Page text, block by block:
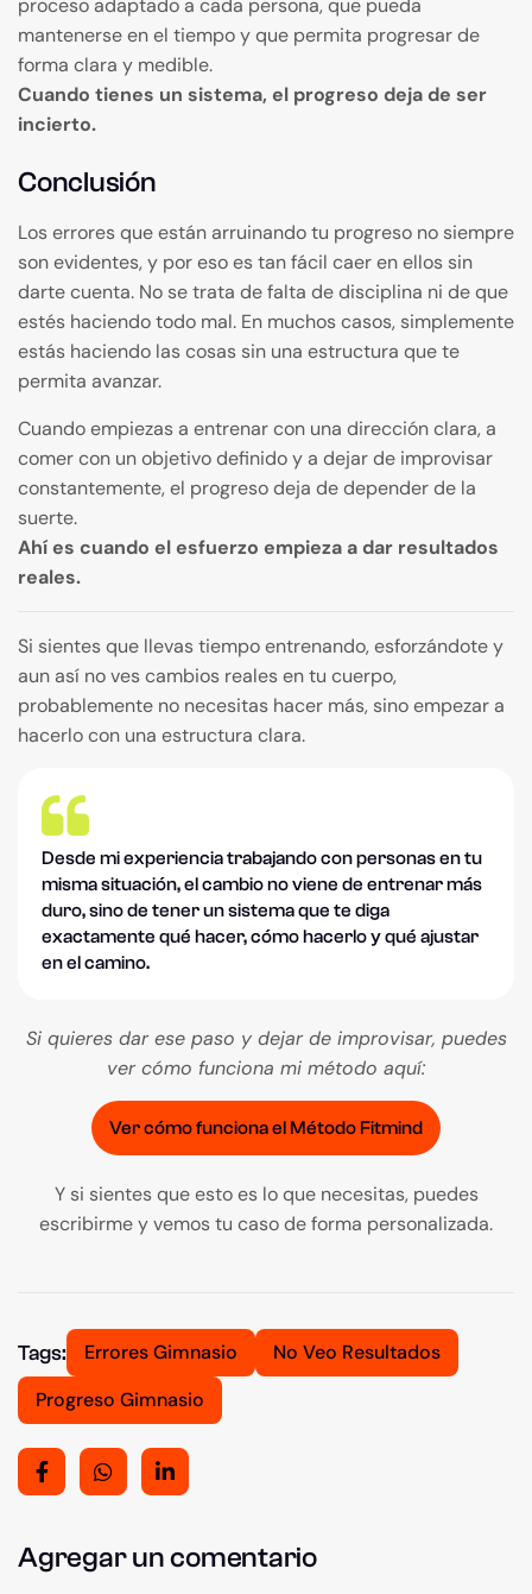
mantenerse en el tiempo y que permita progresar de
forma clara y medible.
Cuando tienes un sistema, el progreso deja de ser
incierto.
Conclusión
Los errores que están arruinando tu progreso no siempre
son evidentes, y por eso es tan fácil caer en ellos sin
darte cuenta. No se trata de falta de disciplina ni de que
estés haciendo todo mal. En muchos casos, simplemente
estás haciendo las cosas sin una estructura que te
permita avanzar.
Cuando empiezas a entrenar con una dirección clara, a
comer con un objetivo definido y a dejar de improvisar
constantemente, el progreso deja de depender de la
suerte.
Ahí es cuando el esfuerzo empieza a dar resultados
reales.
Si sientes que llevas tiempo entrenando, esforzándote y
aun así no ves cambios reales en tu cuerpo,
probablemente no necesitas hacer más, sino empezar a
hacerlo con una estructura clara.
Desde mi experiencia trabajando con personas en tu
misma situación, el cambio no viene de entrenar más
duro, sino de tener un sistema que te diga
exactamente qué hacer, cómo hacerlo y qué ajustar
en el camino.
Si quieres dar ese paso y dejar de improvisar, puedes
ver cómo funciona mi método aquí:
Ver cómo funciona el Método Fitmind
Y si sientes que esto es lo que necesitas, puedes
escribirme y vemos tu caso de forma personalizada.
Tags: Errores Gimnasio
No Veo Resultados
Progreso Gimnasio
Agregar un comentario